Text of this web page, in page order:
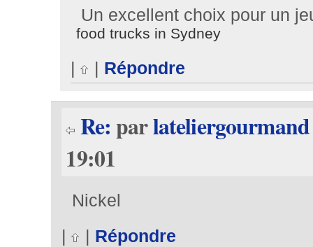
Un excellent choix pour un
food trucks in Sydney
| | Répondre
Re:parlateliergourmand
19:01
Nickel
|
| Répondre